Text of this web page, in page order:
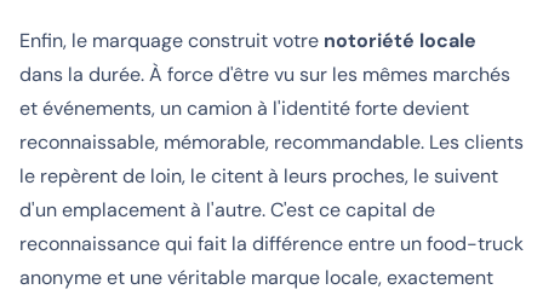
Enfin, le marquage construit votre notoriété locale
dans la durée. À force d'être vu sur les mêmes marchés
et événements, un camion à l'identité forte devient
reconnaissable, mémorable, recommandable. Les clients
le repèrent de loin, le citent à leurs proches, le suivent
d'un emplacement à l'autre. C'est ce capital de
reconnaissance qui fait la différence entre un food-truck
anonyme et une véritable marque locale, exactement